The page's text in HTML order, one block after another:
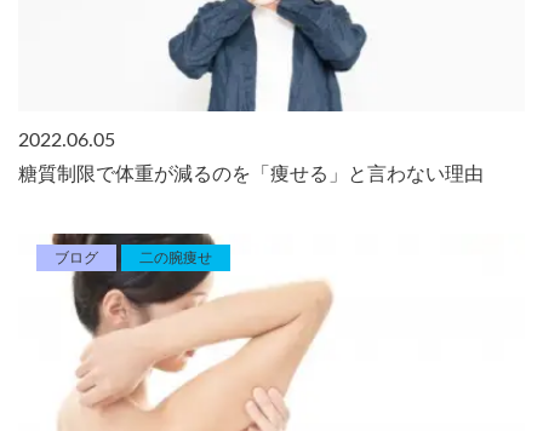
2022.06.05
糖質制限で体重が減るのを「痩せる」と言わない理由
ブログ 二の腕痩せ